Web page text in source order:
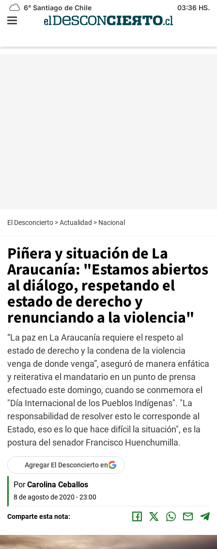
6° Santiago de Chile 03:36 HS.
El Desconcierto >Actualidad > Nacional
Piñera y situación de La
Araucanía: "Estamos abiertos
al diálogo, respetando el
estado de derecho y
renunciando a la violencia"
“La paz en La Araucanía requiere el respeto al
estado de derecho y la condena de la violencia
venga de donde venga”, aseguró de manera enfática
y reiterativa el mandatario en un punto de prensa
efectuado este domingo, cuando se conmemora el
"Día Internacional de los Pueblos Indígenas". "La
responsabilidad de resolver esto le corresponde al
Estado, eso es lo que hace difícil la situación", es la
postura del senador Francisco Huenchumilla.
Agregar El Desconcierto en
Por Carolina Ceballos
8 de agosto de 2020 - 23:00
Comparte esta nota: